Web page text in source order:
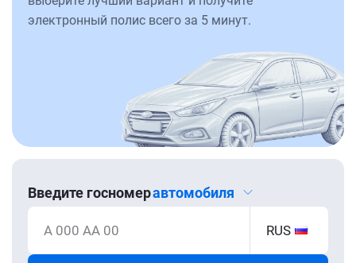
электронный полис всего за 5 минут.
Введите госномеравтомобиля
А 000 АА 00 RUS